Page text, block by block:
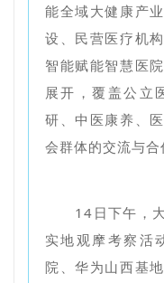
能全域大健康产
设、民营医疗机
智能赋能智慧医
展开，覆盖公立
研、中医康养、
会群体的交流与合
14日下午，
实地观摩考察活
院、华为山西基